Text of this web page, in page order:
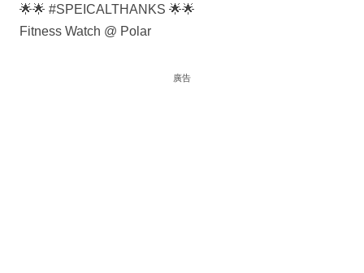
🌟🌟 #SPEICALTHANKS 🌟🌟
Fitness Watch @ Polar
廣告